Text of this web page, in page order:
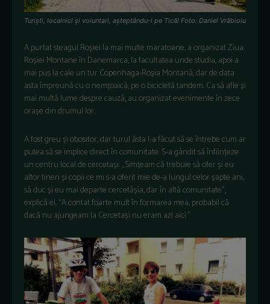
Turiști, localnici și voluntari, așteptându-l pe Tică! Foto: Daniel Vrăbioiu
A purtat steagul Roșiei la mai multe maratoane, a organizat Ziua
Roșiei Montane în Danemarca, la facultatea unde studia, apoi a
mai pus la cale un tur Copenhaga-Roșia Montană, dar de data
asta împreună cu o nemțoaică, pe o bicicletă tandem. Ca să afle și
mai multă lume despre cauză, au organizat evenimente în zece
orașe din drumul lor.
A fost greu și obositor, dar turul ăsta l-a făcut să se întrebe cum ar
putea să se implice direct în comunitate. S-a gândit să înființeze
un centru local de cercetași. „Simțeam că trebuie să ofer și eu
altor tineri și copii ce mi s-a oferit mie de-a lungul celor șapte ani,
să duc și eu mai departe cercetășia, dar în altă comunitate”,
explică el. “A contat foarte mult în formarea mea, probabil că
dacă nu ajungeam la Cercetași nu eram azi aici.”